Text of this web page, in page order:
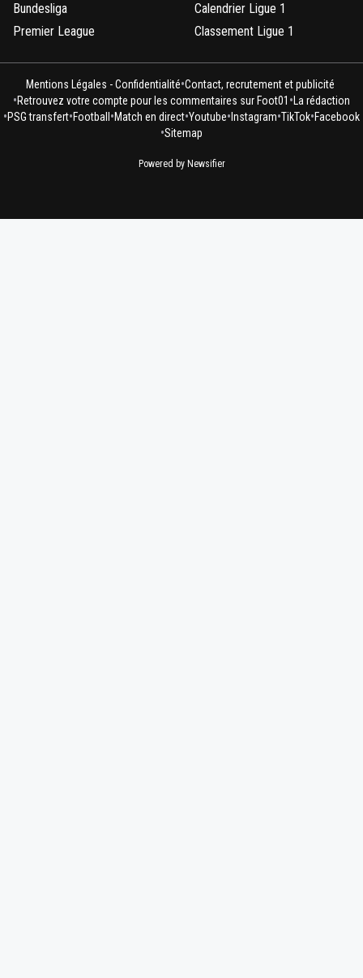
Bundesliga
Premier League
Calendrier Ligue 1
Classement Ligue 1
Mentions Légales - Confidentialité•Contact, recrutement et publicité
•Retrouvez votre compte pour les commentaires sur Foot01 • La rédaction
•PSG transfert•Football •Match en direct•Youtube• Instagram•TikTok•Facebook
•Sitemap
Powered by Newsifier